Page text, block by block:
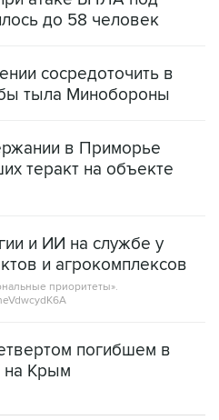
до 58 человек
сосредоточить в
тыла Минобороны
в Приморье
теракт на объекте
и ИИ на службе у
и агрокомплексов
приоритеты».
погибшем в
на Крым